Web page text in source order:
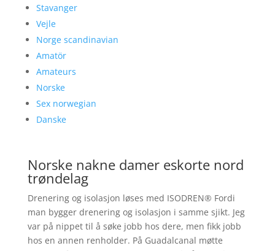
Stavanger
Vejle
Norge scandinavian
Amatör
Amateurs
Norske
Sex norwegian
Danske
Norske nakne damer eskorte nord
trøndelag
Drenering og isolasjon løses med ISODREN® Fordi
man bygger drenering og isolasjon i samme sjikt. Jeg
var på nippet til å søke jobb hos dere, men fikk jobb
hos en annen renholder. På Guadalcanal møtte